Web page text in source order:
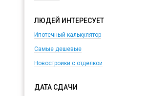
ЛЮДЕЙ ИНТЕРЕСУЕТ
Ипотечный калькулятор
Самые дешевые
Новостройки с отделкой
ДАТА СДАЧИ